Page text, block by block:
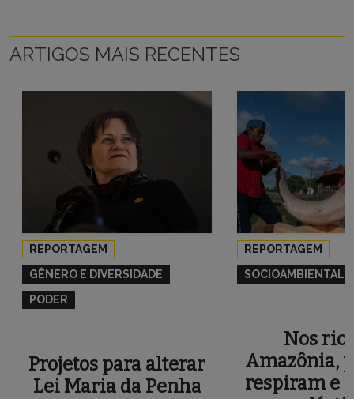
ARTIGOS MAIS RECENTES
REPORTAGEM
GÊNERO E DIVERSIDADE
PODER
Projetos para alterar
Lei Maria da Penha
REPORTAGEM
SOCIOAMBIENTAL
Nos
Amazônia,
respiram e